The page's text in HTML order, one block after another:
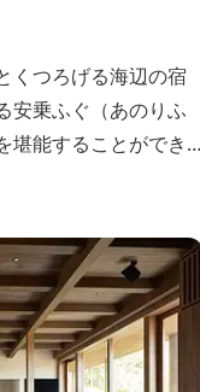
くつろげる海辺の宿
安乗ふぐ（あのりふ
堪能することができ